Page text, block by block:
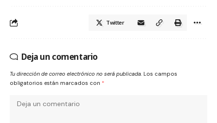
Twitter
Deja un comentario
Tu dirección de correo electrónico no será publicada. Los campos
obligatorios están marcados con *